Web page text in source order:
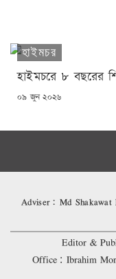
হাইমচর
হাইমচরে ৮ বছরের
POSTED
০৯ জুন ২০২৬
Adviser: Md Shakawat
Editor &
Office: Ibrahim